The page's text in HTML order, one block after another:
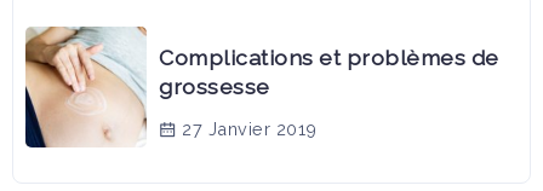
Complications et problèmes de
grossesse
27 Janvier 2019